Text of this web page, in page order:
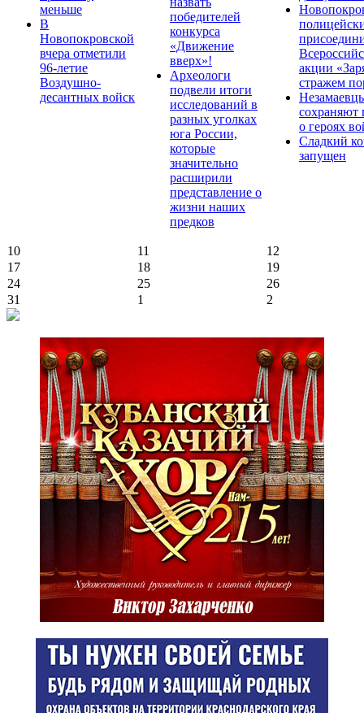
меньше
В
Новопокровской
вчера отметили
96-летие
Воздушно-
десантных войск
победителей
конкурса
«Движение
вверх»!
Археологи
подвели итоги
исследований в
разных уголках
юга России,
которые
значительно
расширили
представление о
жизни наших
предков
акции
стражем
сохраняют
о героях
Сладкий
запущен
10 11
12
17
18
19
24
25
26
31
1 2